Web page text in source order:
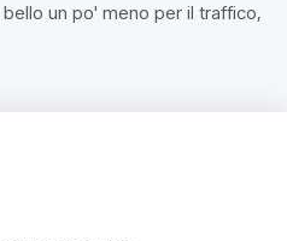
un po' meno per il traffico,